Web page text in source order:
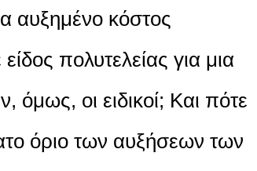
αυξημένο κόστος
πολυτελείας για μια
οι ειδικοί; Και πότε
όριο των αυξήσεων των